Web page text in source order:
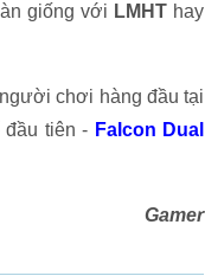
giống với LMHThay
chơi hàng đầu tại
đầu tiên - Falcon Dual
Gamer